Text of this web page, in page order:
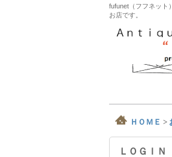
fufunet（フフネット
お店です。
ＨＯＭＥ >
ＬＯＧＩＮ